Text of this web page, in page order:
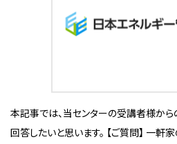
本記事では、当センターの受講者様か
回答したいと思います。 【ご質問】 一軒